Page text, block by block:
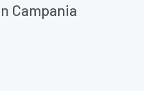
Campania